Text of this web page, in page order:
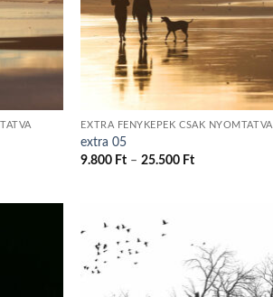
EXTRA FÉNYKÉPEK CSAK NYOMTATVA
extra 05
9.800 Ft – 25.500 FtÁrtartomány: